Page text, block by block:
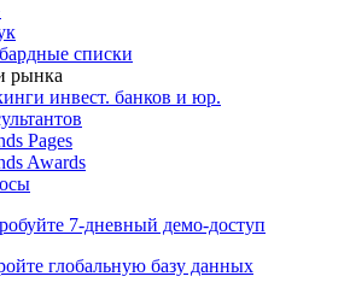
списки
рынка
инвест. банков и юр.
Pages
Awards
7-дневный демо-доступ
глобальную базу данных